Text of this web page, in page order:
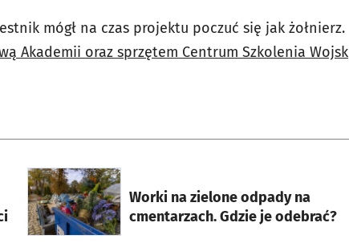
mógł na czas projektu poczuć się jak żołnierz.
Akademii oraz sprzętem Centrum Szkolenia Wojsk
Worki na zielone odpady na
cmentarzach. Gdzie je odebrać?
otworzy się w nowej karcie